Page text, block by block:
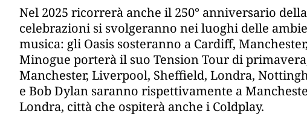
Nel 2025 ricorrerà anche il 250° anniversario
celebrazioni si svolgeranno nei luoghi delle
musica: gli Oasis sosteranno a Cardiff,
Minogue porterà il suo Tension Tour di
Manchester, Liverpool, Sheffield, Londra,
e Bob Dylan saranno rispettivamente a
Londra, città che ospiterà anche i Coldplay.